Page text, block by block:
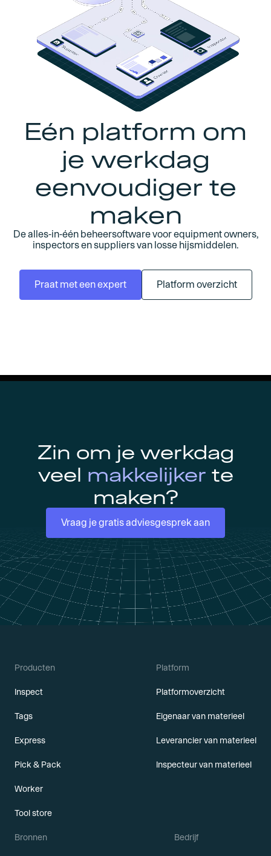
Eén platform om
je werkdag
eenvoudiger te
maken
De alles-in-één beheersoftware voor equipment owners,
inspectors en suppliers van losse hijsmiddelen.
Praat met een expert Platform overzicht
Zin om je werkdag
veel makkelijker te
maken?
Vraag je gratis adviesgesprek aan
Producten
Inspect
Tags
Express
Pick & Pack
Worker
Tool store
Platform
Platformoverzicht
Eigenaar van materieel
Leverancier van materieel
Inspecteur van materieel
Bronnen Bedrijf